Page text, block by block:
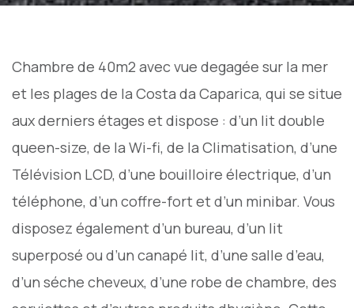
Chambre de 40m2 avec vue degagée sur la mer
et les plages de la Costa da Caparica, qui se situe
aux derniers étages et dispose : d’un lit double
queen-size, de la Wi-fi, de la Climatisation, d’une
Télévision LCD, d’une bouilloire électrique, d’un
téléphone, d’un coffre-fort et d’un minibar. Vous
disposez également d’un bureau, d’un lit
superposé ou d’un canapé lit, d’une salle d’eau,
d’un séche cheveux, d’une robe de chambre, des